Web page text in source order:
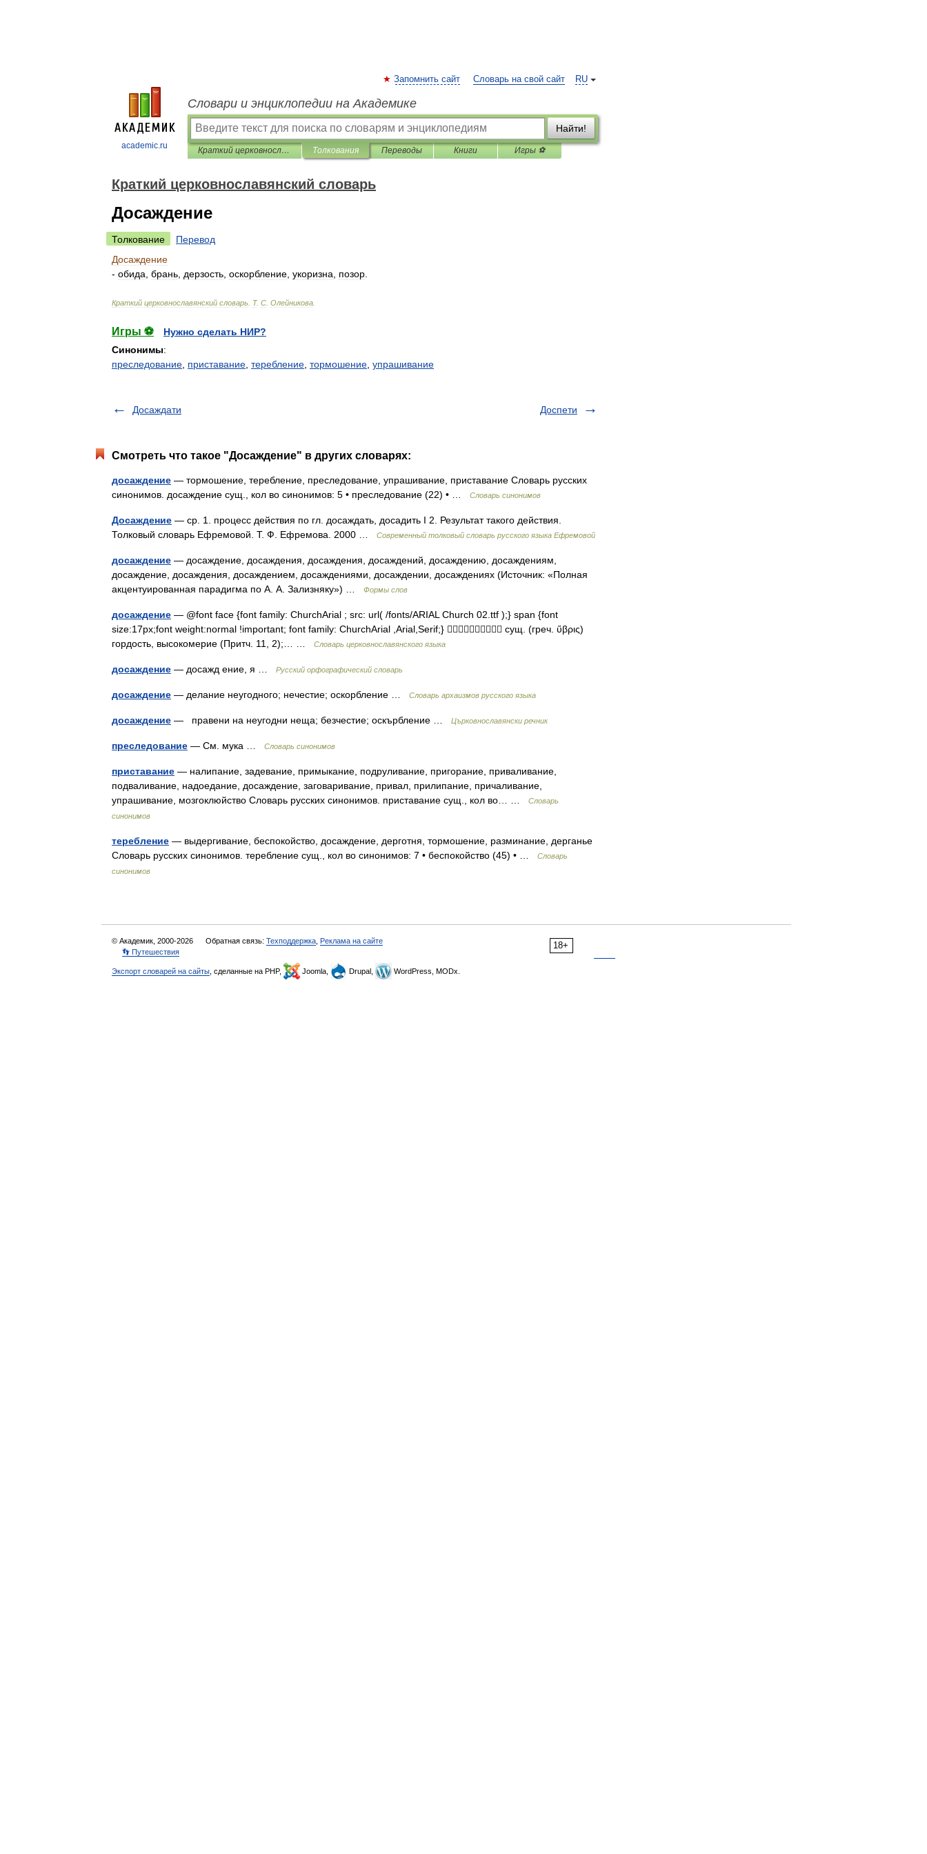
academic.ru
RU
Запомнить сайт Словарь на свой сайт
Словари и энциклопедии на Академике
Найти!
Краткий церковнославянский словарь Толкования Переводы Книги Игры ⚽
Краткий церковнославянский словарь
Досаждение
Толкование
Перевод
Досаждение
- обида брань дерзость оскорбление укоризна позор
Краткий церковнославянский словарь Т. С Олейникова
Игры ⚽
Нужно сделать НИР?
Синонимы:
преследование приставание теребление тормошение упрашивание
Досаждати Доспети
Смотреть что такое "Досаждение" в других словарях:
досаждение — тормошение, теребление, преследование, упрашивание, приставание Словарь русских
синонимов. досаждение сущ., кол во синонимов: 5 • преследование (22) • …
Словарь синонимов
Досаждение — ср. 1. процесс действия по гл. досаждать, досадить I 2. Результат такого действия.
Толковый словарь Ефремовой. Т. Ф. Ефремова. 2000 …
Современный толковый словарь русского языка Ефремовой
досаждение — досаждение, досаждения, досаждения, досаждений, досаждению, досаждениям,
досаждение, досаждения, досаждением, досаждениями, досаждении, досаждениях (Источник: «Полная
акцентуированная парадигма по А. А. Зализняку») …
Формы слов
досаждение — @font face {font family: ChurchArial ; src: url( /fonts/ARIAL Church 02.ttf );} span {font
size:17px;font weight:normal !important; font family: ChurchArial ,Arial,Serif;}  сущ. (греч. ὕβρις)
гордость, высокомерие (Притч. 11, 2);… …
Словарь церковнославянского языка
досаждение — досажд ение, я … Русский орфографический словарь
досаждение — делание неугодного; нечестие; оскорбление … Cловарь архаизмов русского языка
досаждение — правени на неугодни неща; безчестие; оскърбление … Църковнославянски речник
преследование — См. мука … Словарь синонимов
приставание — налипание, задевание, примыкание, подруливание, пригорание, приваливание,
подваливание, надоедание, досаждение, заговаривание, привал, прилипание, причаливание,
упрашивание, мозгоклюйство Словарь русских синонимов. приставание сущ., кол во… …
Словарь
синонимов
теребление — выдергивание, беспокойство, досаждение, дерготня, тормошение, разминание, дерганье
Словарь русских синонимов. теребление сущ., кол во синонимов: 7 • беспокойство (45) • …
Словарь
синонимов
18+
© Академик, 2000-2026 Обратная связь: Техподдержка Реклама на сайте
👣 Путешествия
Экспорт словарей на сайты , сделанные на PHP, Joomla, Drupal, WordPress, MODx.